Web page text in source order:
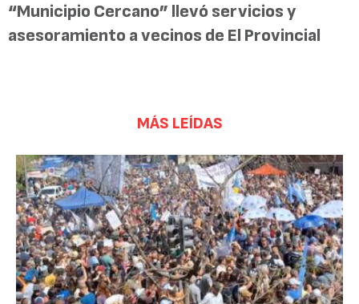
“Municipio Cercano” llevó servicios y
asesoramiento a vecinos de El Provincial
MÁS LEÍDAS